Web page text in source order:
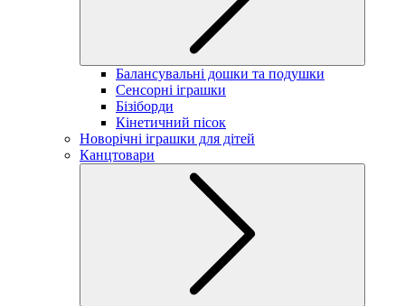
Балансувальні дошки та подушки
Сенсорні іграшки
Бізіборди
Кінетичний пісок
Новорічні іграшки для дітей
Канцтовари